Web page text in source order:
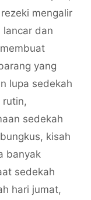
mengalir
lancar dan
yang
lupa sedekah
rutin,
sedekah
, kisah
banyak
sedekah
hari jumat,